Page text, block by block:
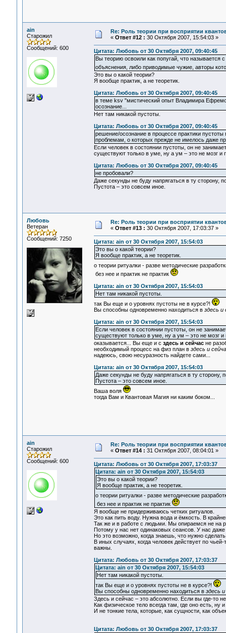
ain
Старожил
Сообщений: 600
Re: Роль теории при восприятии
« Ответ #12 : 30 Октября 2007, 15:54:03 »
Цитата: Любовь от 30 Октября 2007, 09:40:45
Вы теорию освоили как попугай, что
объяснения, либо приводимые чужие, авторы
Это вы о какой теории?
Я вообще практик, а не теоретик.
Цитата: Любовь от 30 Октября 2007, 09:40:45
в теме ksv "мистический опыт Владимира
осознание...
Нет там никакой пустоты.
Цитата: Любовь от 30 Октября 2007, 09:40:45
решение/осознание в процессе практики
проблемам, о которых прежде не имелось даже
Если человек в состоянии пустоты, он не
существуют только в уме, ну а ум – это не мозг и
Цитата: Любовь от 30 Октября 2007, 09:40:45
не пробовали?
Даже секунды не буду напрягаться в ту сторону,
Пустота – это совсем иное.
Любовь
Ветеран
Сообщений: 7250
Re: Роль теории при восприятии
« Ответ #13 : 30 Октября 2007, 17:03:37 »
Цитата: ain от 30 Октября 2007, 15:54:03
Это вы о какой теории?
Я вообще практик, а не теоретик.
о теории ритуалки - разве методические
без нее и практик не практик
Цитата: ain от 30 Октября 2007, 15:54:03
Нет там никакой пустоты.
так Вы еще и о уровнях пустоты не в курсе?!
Вы способны одновременно находиться в здесь и
Цитата: ain от 30 Октября 2007, 15:54:03
Если человек в состоянии пустоты, он не
существуют только в уме, ну а ум – это не мозг
оказывается... Вы еще и с здесь и сейчасне
необходимый процесс на физ план в здесь и
надеюсь, свою несуразность найдете сами...
Цитата: ain от 30 Октября 2007, 15:54:03
Даже секунды не буду напрягаться в ту сторону,
Пустота – это совсем иное.
Ваша воля
тогда Вам и Квантовая Магия ни каким боком...
ain
Старожил
Сообщений: 600
Re: Роль теории при восприятии
« Ответ #14 : 31 Октября 2007, 08:04:01 »
Цитата: Любовь от 30 Октября 2007, 17:03:37
Цитата: ain от 30 Октября 2007, 15:54:03
Это вы о какой теории?
Я вообще практик, а не теоретик.
о теории ритуалки - разве методические
без нее и практик не практик
Я вообще не придерживаюсь четких ритуалов.
Это как пить воду. Нужна вода и ёмкость. В
Так же и в работе с людьми. Мы опираемся не на
Потому у нас нет одинаковых сеансов. У нас
Но это возможно, когда знаешь, что нужно
В иных случаях, когда человек действует по
важны.
Цитата: Любовь от 30 Октября 2007, 17:03:37
Цитата: ain от 30 Октября 2007, 15:54:03
Нет там никакой пустоты.
так Вы еще и о уровнях пустоты не в курсе?!
Вы способны одновременно находиться в здесь
Здесь и сейчас – это абсолютно. Если вы где-то
Как физическое тело всегда там, где оно есть, ну
И не тонкие тела, которые, как сущности, как
Цитата: Любовь от 30 Октября 2007, 17:03:37